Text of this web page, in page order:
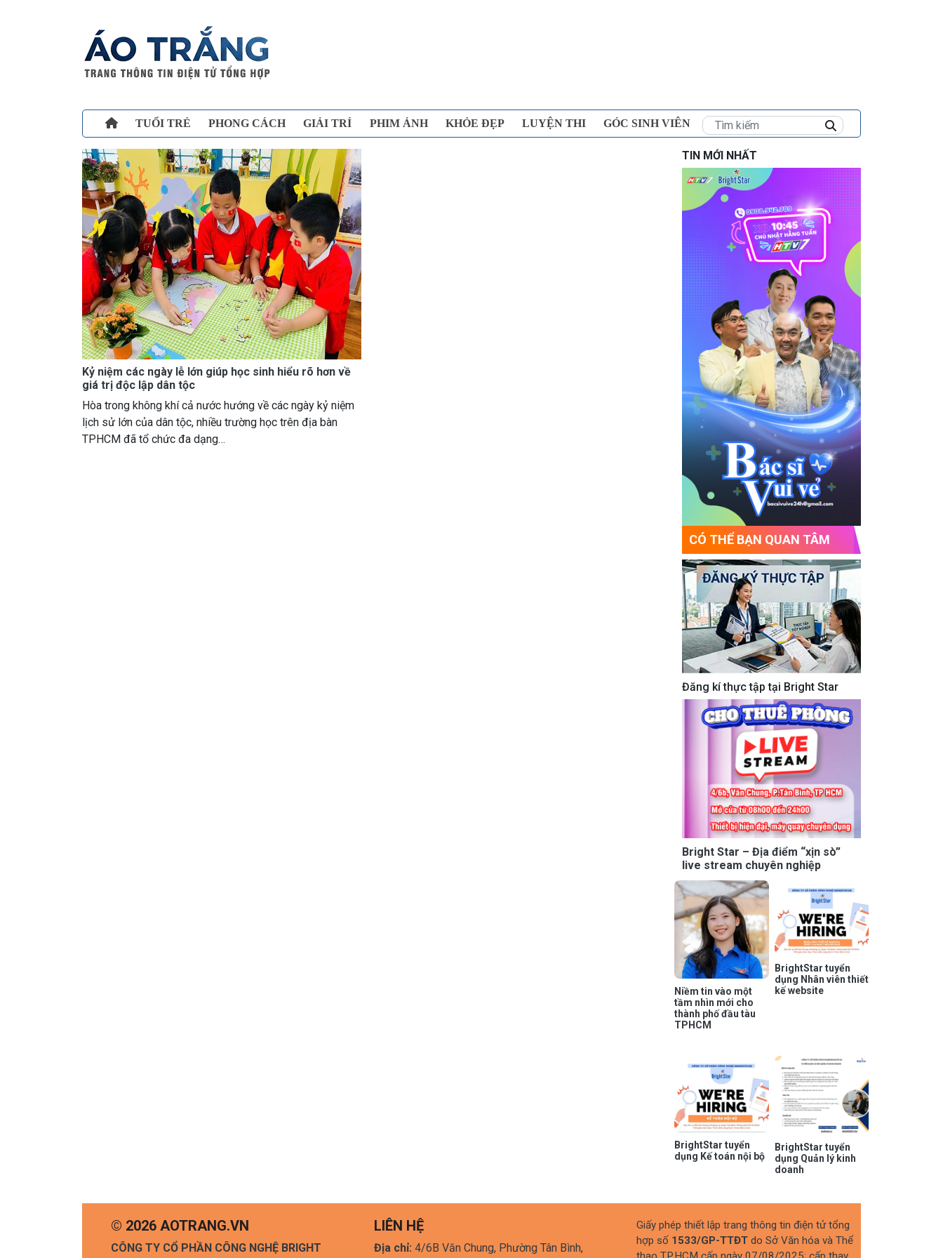
TUỔI TRẺ PHONG CÁCH GIẢI TRÍ PHIM ẢNH KHỎE ĐẸP LUYỆN THI GÓC SINH VIÊN
Kỷ niệm các ngày lễ lớn giúp học sinh hiểu rõ hơn về
giá trị độc lập dân tộc
Hòa trong không khí cả nước hướng về các ngày kỷ niệm
lịch sử lớn của dân tộc, nhiều trường học trên địa bàn
TPHCM đã tổ chức đa dạng…
TIN MỚI NHẤT
CÓ THỂ BẠN QUAN TÂM
Đăng kí thực tập tại Bright Star
Bright Star – Địa điểm “xịn sò”
live stream chuyên nghiệp
Niềm tin vào một
tầm nhìn mới cho
thành phố đầu tàu
TPHCM
BrightStar tuyển
dụng Nhân viên thiết
kế website
BrightStar tuyển
dụng Kế toán nội bộ
BrightStar tuyển
dụng Quản lý kinh
doanh
© 2026 AOTRANG.VN
CÔNG TY CỔ PHẦN CÔNG NGHỆ BRIGHT
LIÊN HỆ
Địa chỉ: 4/6B Văn Chung, Phường Tân Bình,
Giấy phép thiết lập trang thông tin điện tử tổng
hợp số 1533/GP-TTĐT do Sở Văn hóa và Thể